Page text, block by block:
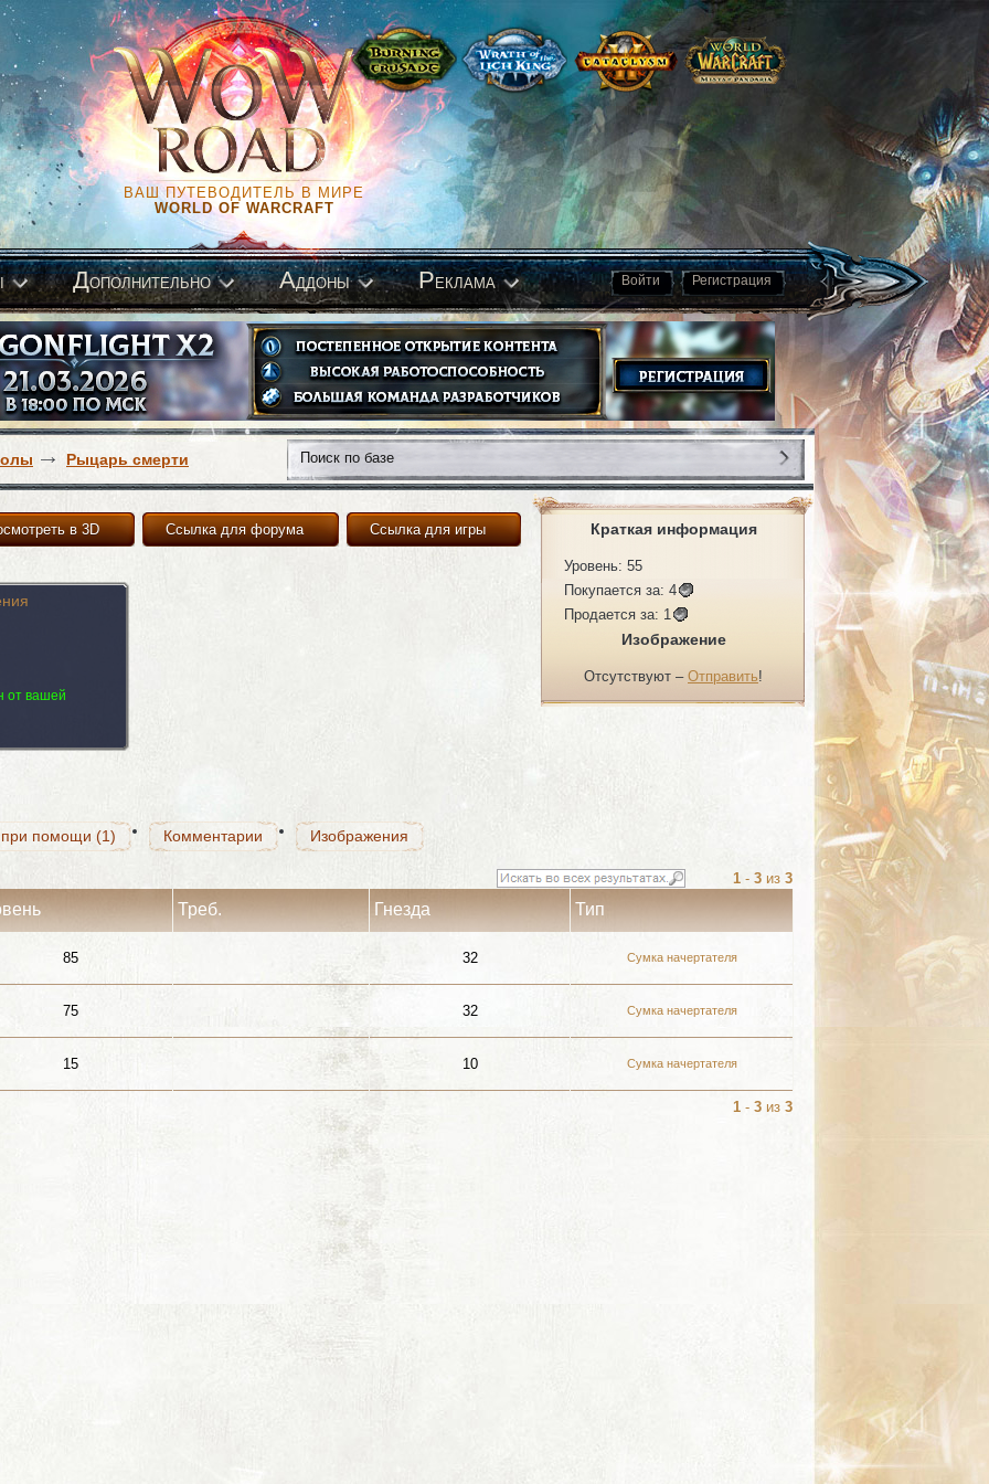
ВАШ ПУТЕВОДИТЕЛЬ В МИРЕ
WORLD OF WARCRAFT
Войти Регистрация
Дополнительно Аддоны Реклама
Рыцарь смерти
Краткая информация
Уровень: 55
Покупается за: 4
Продается за: 1
Изображение
Отсутствуют – Отправить!
Ссылка для игры
Ссылка для форума
в 3D
от вашей
помощи (1)
при помощи (1)
при помощи (1) Комментарии Изображения
1 - 3 из 3
Треб. Гнезда Тип
85 32 Сумка начертателя
75 32 Сумка начертателя
15 10 Сумка начертателя
1 - 3 из 3